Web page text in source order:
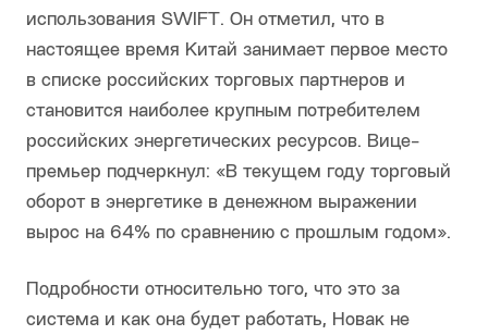
использования SWIFT. Он отметил, что в
настоящее время Китай занимает первое место
в списке российских торговых партнеров и
становится наиболее крупным потребителем
российских энергетических ресурсов. Вице-
премьер подчеркнул: «В текущем году торговый
оборот в энергетике в денежном выражении
вырос на 64% по сравнению с прошлым годом».
Подробности относительно того, что это за
система и как она будет работать, Новак не